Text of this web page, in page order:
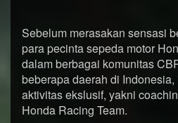
Sebelum merasakan sensasi
para pecinta sepeda motor
dalam berbagai komunitas
beberapa daerah di
aktivitas ekslusif, yakni
Honda Racing Team.